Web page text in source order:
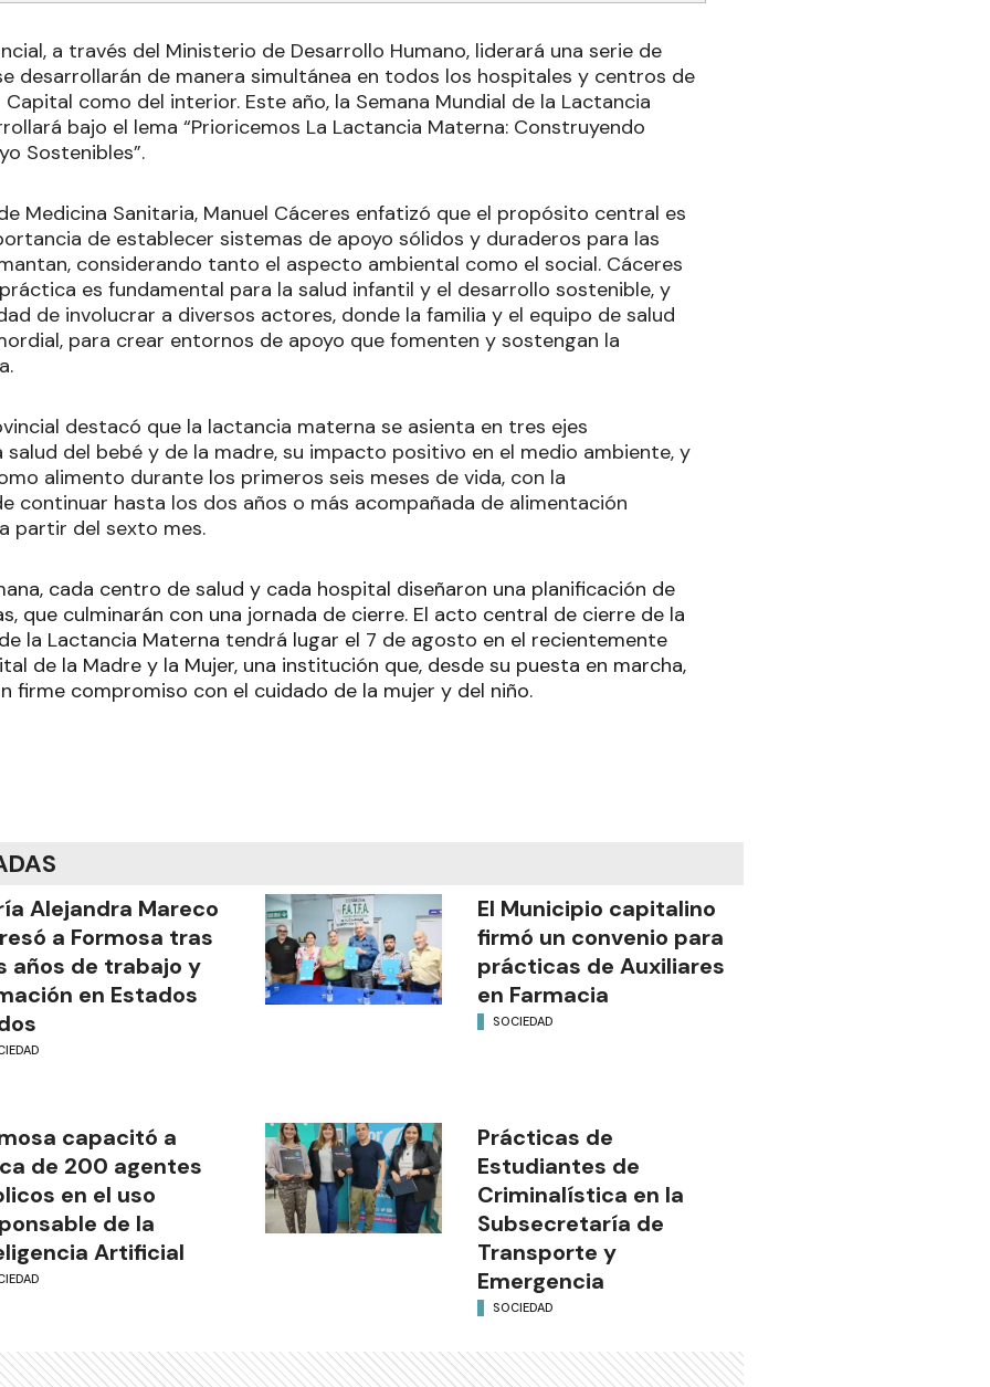
a través del Ministerio de Desarrollo Humano, liderará una serie de
desarrollarán de manera simultánea en todos los hospitales y centros de
como del interior. Este año, la Semana Mundial de la Lactancia
bajo el lema “Prioricemos La Lactancia Materna: Construyendo
Sostenibles”.
Medicina Sanitaria, Manuel Cáceres enfatizó que el propósito central es
de establecer sistemas de apoyo sólidos y duraderos para las
considerando tanto el aspecto ambiental como el social. Cáceres
es fundamental para la salud infantil y el desarrollo sostenible, y
de involucrar a diversos actores, donde la familia y el equipo de salud
para crear entornos de apoyo que fomenten y sostengan la
destacó que la lactancia materna se asienta en tres ejes
salud del bebé y de la madre, su impacto positivo en el medio ambiente, y
alimento durante los primeros seis meses de vida, con la
continuar hasta los dos años o más acompañada de alimentación
partir del sexto mes.
cada centro de salud y cada hospital diseñaron una planificación de
que culminarán con una jornada de cierre. El acto central de cierre de la
la Lactancia Materna tendrá lugar el 7 de agosto en el recientemente
de la Madre y la Mujer, una institución que, desde su puesta en marcha,
firme compromiso con el cuidado de la mujer y del niño.
Alejandra Mareco
a Formosa tras
años de trabajo y
en Estados
El Municipio capitalino
firmó un convenio para
prácticas de Auxiliares
en Farmacia
SOCIEDAD
capacitó a
de 200 agentes
en el uso
de la
Artificial
Prácticas de
Estudiantes de
Criminalística en la
Subsecretaría de
Transporte y
Emergencia
SOCIEDAD